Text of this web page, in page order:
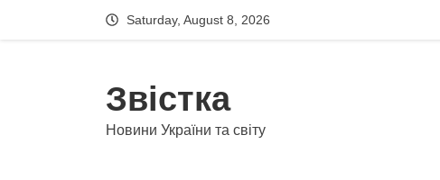
Saturday, August 8, 2026
Звістка
Новини України та світу